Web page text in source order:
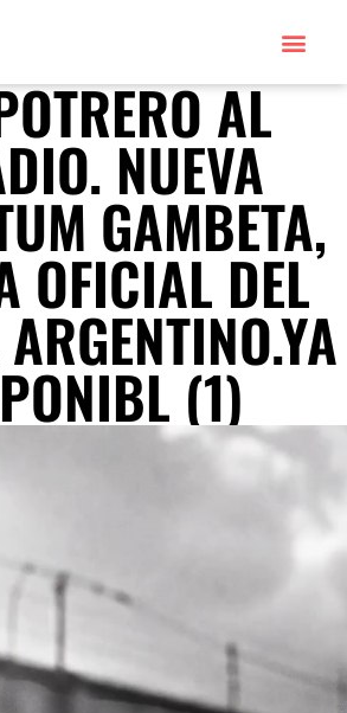
AL
NUEVA
GAMBETA,
OFICIAL DEL
(1)